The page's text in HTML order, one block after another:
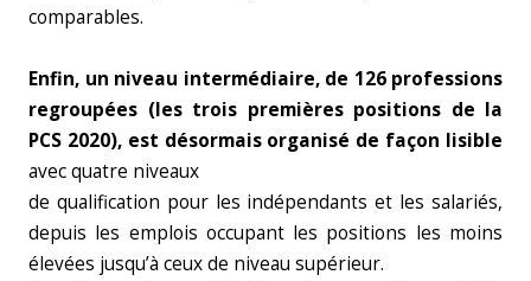
comparables.
Enfin, un niveau intermédiaire, de 126 professions
regroupées (les trois premières positions de la
PCS 2020), est désormais organisé de façon lisible
avec quatre niveaux
de qualification pour les indépendants et les salariés,
depuis les emplois occupant les positions les moins
élevées jusqu’à ceux de niveau supérieur.